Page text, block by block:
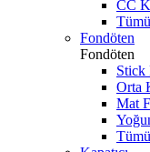
CC
Fondöten
Fondöten
Stick
Orta
Mat